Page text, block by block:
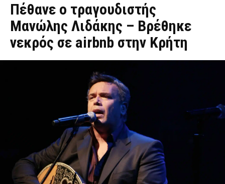
Πέθανε ο τραγουδιστής
Μανώλης Λιδάκης – Βρέθηκε
νεκρός σε airbnb στην Κρήτη